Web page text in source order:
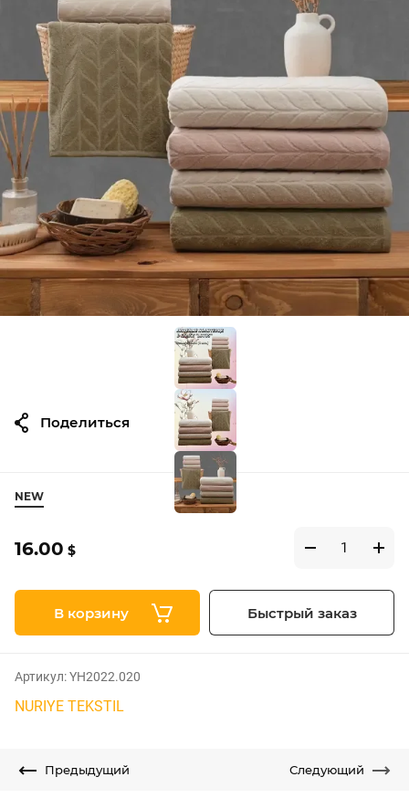
NEW
16.00 $
В корзину Быстрый заказ
Артикул:YH2022.020
NURIYE TEKSTIL
Поделиться
Предыдущий Следующий